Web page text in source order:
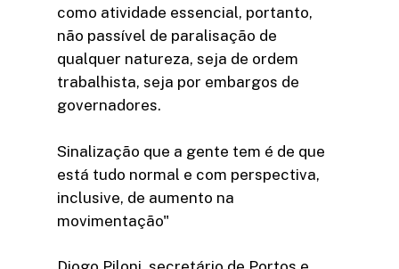
como atividade essencial, portanto,
não passível de paralisação de
qualquer natureza, seja de ordem
trabalhista, seja por embargos de
governadores.
Sinalização que a gente tem é de que
está tudo normal e com perspectiva,
inclusive, de aumento na
movimentação"